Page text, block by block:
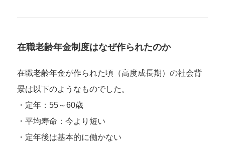
在職老齢年金制度はなぜ作られたのか
在職老齢年金が作られた頃（高度成長期）の社会背
景は以下のようなものでした。
・定年：55～60歳
・平均寿命：今より短い
・定年後は基本的に働かない